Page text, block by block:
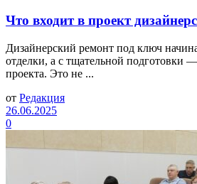
Что входит в проект
Дизайнерский ремонт под ключ
отделки, а с тщательной подготовки
проекта. Это не ...
от Редакция
26.06.2025
0